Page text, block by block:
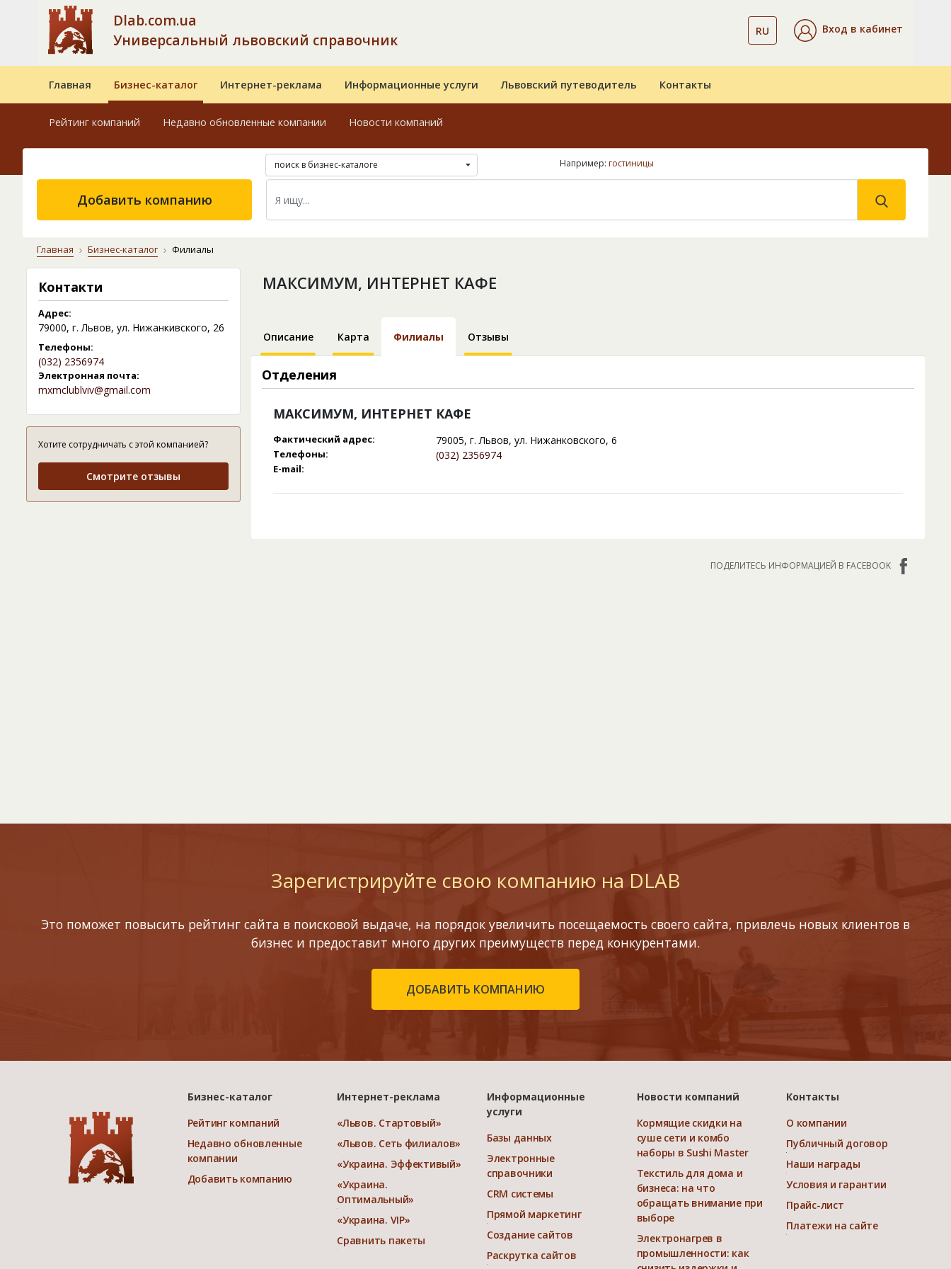
Dlab.com.ua
Универсальный львовский справочник
RU Вход в кабинет
Главная Бизнес-каталог Интернет-реклама Информационные услуги Львовский путеводитель Контакты
Рейтинг компаний Недавно обновленные компании Новости компаний
поиск в бизнес-каталоге Например: гостиницы
Добавить компанию
Главная Бизнес-каталог Филиалы
Контакти
Адрес:
79000, г. Львов, ул. Нижанкивского, 26
Телефоны:
(032) 2356974
Электронная почта:
mxmclublviv@gmail.com
Хотите сотрудничать с этой компанией?
Смотрите отзывы
МАКСИМУМ, ИНТЕРНЕТ КАФЕ
Описание Карта Филиалы Отзывы
Отделения
МАКСИМУМ, ИНТЕРНЕТ КАФЕ
Фактический адрес: 79005, г. Львов, ул. Нижанковского, 6
Телефоны: (032) 2356974
E-mail:
ПОДЕЛИТЕСЬ ИНФОРМАЦИЕЙ В FACEBOOK
Зарегистрируйте свою компанию на DLAB
Это поможет повысить рейтинг сайта в поисковой выдаче, на порядок увеличить посещаемость своего сайта, привлечь новых клиентов в
бизнес и предоставит много других преимуществ перед конкурентами.
ДОБАВИТЬ КОМПАНИЮ
Бизнес-каталог
Рейтинг компаний
Недавно обновленные
компании
Добавить компанию
Интернет-реклама
«Львов. Стартовый»
«Львов. Сеть филиалов»
«Украина. Эффективый»
«Украина.
Оптимальный»
«Украина. VIP»
Сравнить пакеты
Информационные
услуги
Базы данных
Электронные
справочники
CRM системы
Прямой маркетинг
Создание сайтов
Раскрутка сайтов
Новости компаний
Кормящие скидки на
суше сети и комбо
наборы в Sushi Master
Текстиль для дома и
бизнеса: на что
обращать внимание при
выборе
Электронагрев в
промышленности: как
Контакты
О компании
Публичный договор
Наши награды
Условия и гарантии
Прайс-лист
Платежи на сайте